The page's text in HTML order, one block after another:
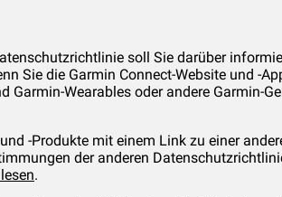
soll Sie darüber
Sie die Garmin Connect-Website und -
Garmin-Wearables oder andere Garmin-
-Produkte mit einem Link zu einer
der anderen
.